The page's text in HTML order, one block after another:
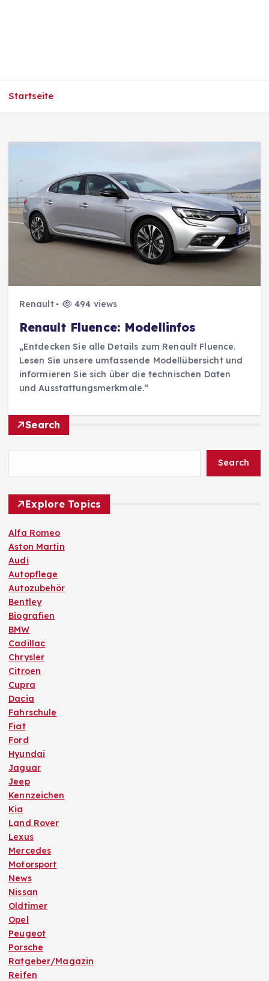
Startseite
Renault 494 views
Renault Fluence: Modellinfos
„Entdecken Sie alle Details zum Renault Fluence.
Lesen Sie unsere umfassende Modellübersicht und
informieren Sie sich über die technischen Daten
und Ausstattungsmerkmale.“
Search
Search
Explore Topics
Alfa Romeo
Aston Martin
Audi
Autopflege
Autozubehör
Bentley
Biografien
BMW
Cadillac
Chrysler
Citroen
Cupra
Dacia
Fahrschule
Fiat
Ford
Hyundai
Jaguar
Jeep
Kennzeichen
Kia
Land Rover
Lexus
Mercedes
Motorsport
News
Nissan
Oldtimer
Opel
Peugeot
Porsche
Ratgeber/Magazin
Reifen